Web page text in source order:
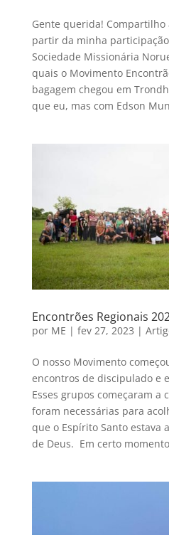
Gente querida! Compartilho
partir da minha
Sociedade Missionária
quais o Movimento
bagagem chegou em
que eu, mas com Edson
Encontrões Regionais
por ME | fev 27, 2023 |
O nosso Movimento
encontros de discipulado e
Esses grupos começaram a
foram necessárias para
que o Espírito Santo estava
de Deus. Em certo